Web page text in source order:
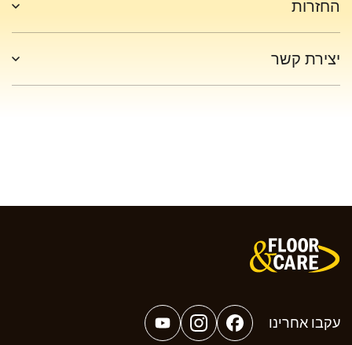
החזרות
יצירת קשר
עקבו אחרינו
Facebook
Instagram
YouTube